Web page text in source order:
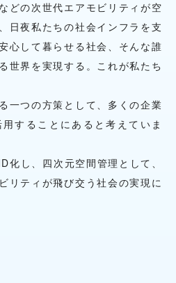
どの次世代エアモビリティが空
日夜私たちの社会インフラを支
心して暮らせる社会、そんな誰
世界を実現する。これが私たち
一つの方策として、多くの企業
することにあると考えていま
化し、四次元空間管理として、
リティが飛び交う社会の実現に